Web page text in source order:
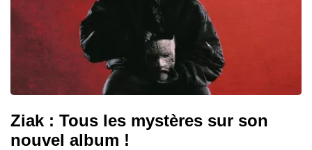
Ziak : Tous les mystères sur son
nouvel album !